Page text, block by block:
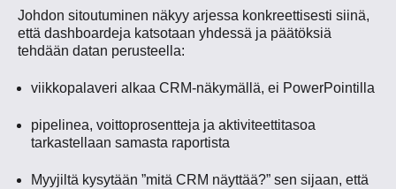
Johdon sitoutuminen näkyy arjessa konkreettisesti siinä,
että dashboardeja katsotaan yhdessä ja päätöksiä
tehdään datan perusteella:
viikkopalaveri alkaa CRM-näkymällä, ei PowerPointilla
pipelinea, voittoprosentteja ja aktiviteettitasoa
tarkastellaan samasta raportista
Myyjiltä kysytään ”mitä CRM näyttää?” sen sijaan, että